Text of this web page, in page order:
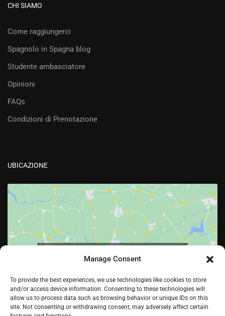
Manage Consent
To provide the best experiences, we use technologies like cookies to store
and/or access device information. Consenting to these technologies will
allow us to process data such as browsing behavior or unique IDs on this
site. Not consenting or withdrawing consent, may adversely affect certain
CHI SIAMO
Come raggiungerci
Spagnolo in Spagna blog
Studente ambasciatore
Opinioni
FAQs
Condizioni di Prenotazione
UBICAZIONE
abilitare questo contenuto